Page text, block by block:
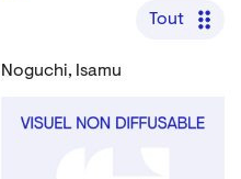
Tout
Noguchi, Isamu